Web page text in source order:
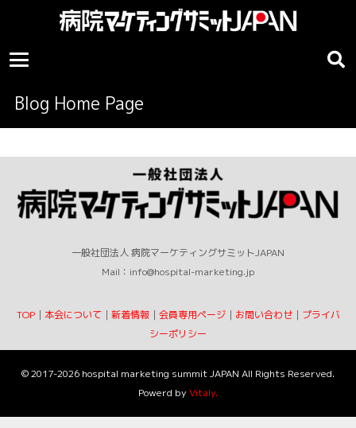
Blog Home Page
一般社団法人 病院マーケティングサミットJAPAN
Mail：info@hospital-marketing.jp
TOP｜ 本会について ｜ 新着情報｜ 会員専用ページ｜ お問い合わせ｜ プライバ
シーポリシー
©2017-2026 hospital marketing summit JAPAN All Rights Reserved.
Powerd by Vitaly.